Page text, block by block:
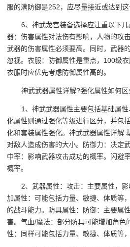
服的满防御是252，应尽量接近或达到这
6、神武龙宫装备选择应注重以下
器：伤害属性对法伤有影响，人物的攻
武器的伤害属性必须要高。同时，武器
忽视。衣服：防御属性是重点，100级
衣服时应优先考虑防御属性高的。
神武武器属性详解?强化属性如何区
1、神武武器属性主要包括基础属
化属性则通过强化等级进行区分，并包
化和套装属性强化。神武武器属性详解
对敌人造成伤害的大小。防御力：决定
中率：影响武器攻击成功的概率。闪避
概率。
2、武器属性：攻击：主要属性，
加属性：可能包括力量、敏捷、体质等
的战斗能力。防具属性：防御：主要属
害。气血/魔法：部分防具可能增加角色
性：同样可能包括力量、敏捷、体质等